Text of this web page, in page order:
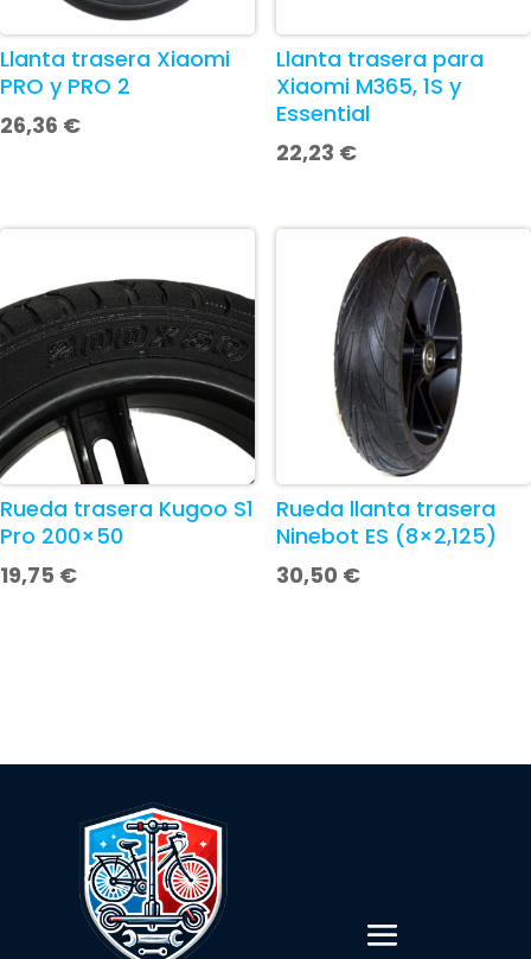
Llanta trasera Xiaomi
PRO y PRO 2
26,36 €
Llanta trasera para
Xiaomi M365, 1S y
Essential
22,23 €
Rueda trasera Kugoo S1
Pro 200×50
19,75 €
Rueda llanta trasera
Ninebot ES (8×2,125)
30,50 €